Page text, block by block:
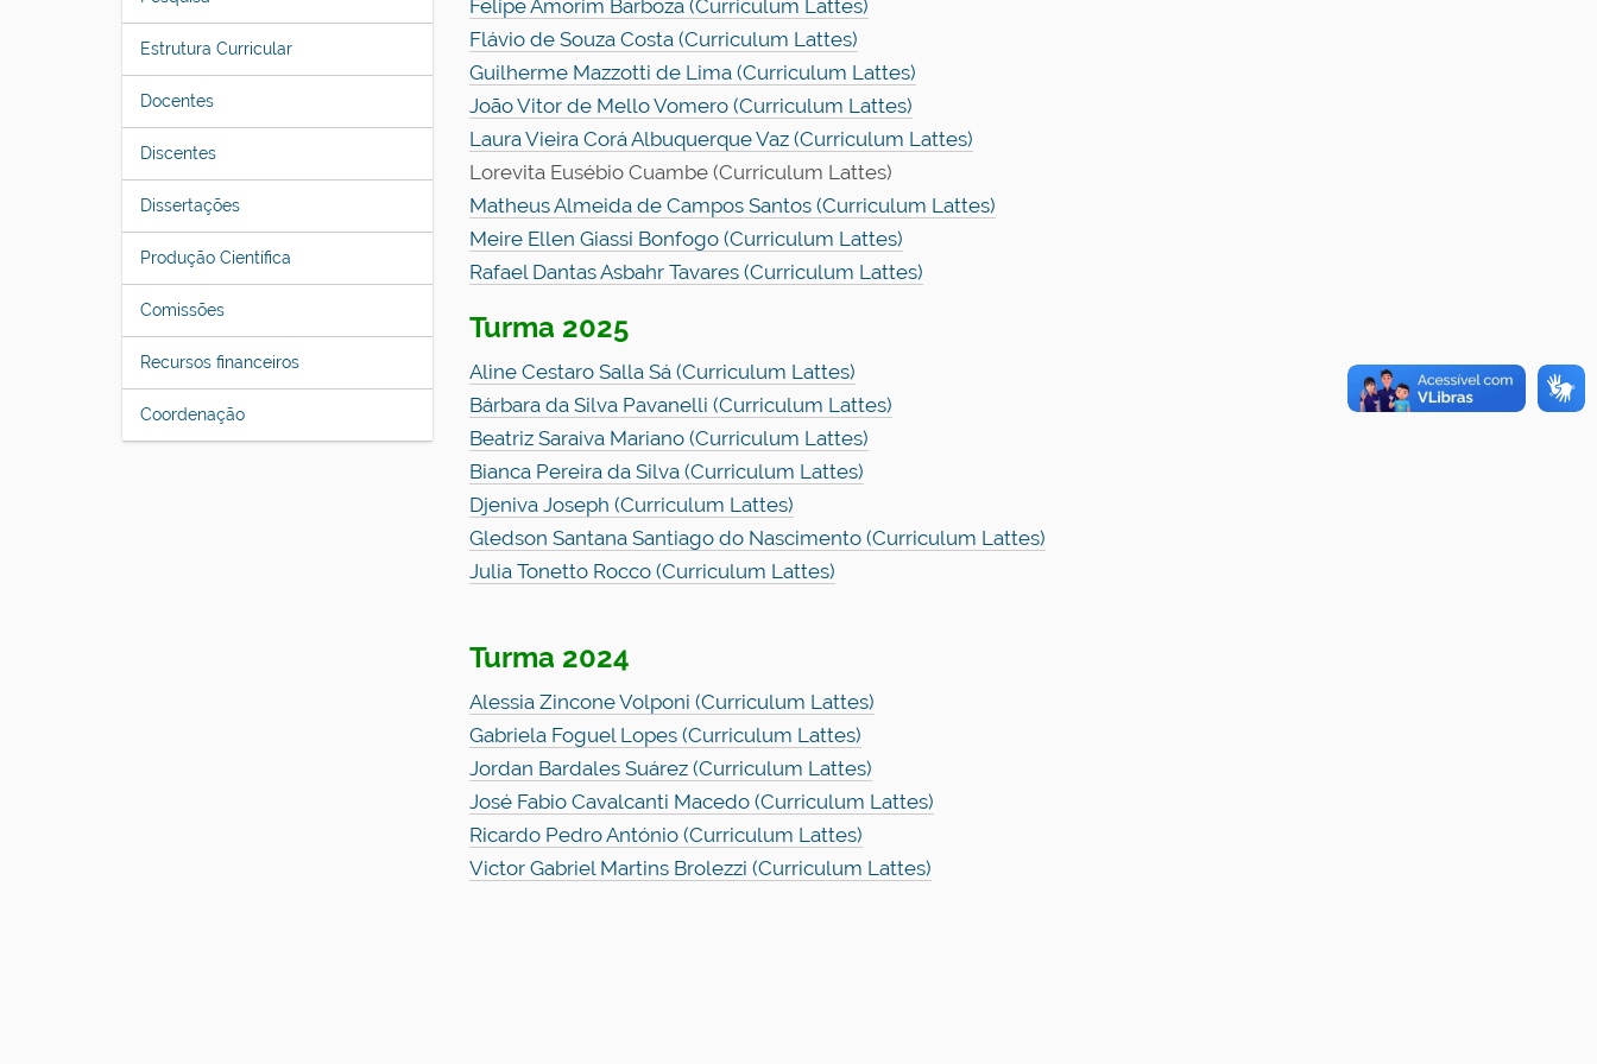
Estrutura Curricular
Docentes
Discentes
Dissertações
Produção Científica
Comissões
Recursos financeiros
Coordenação
Felipe Amorim Barboza (Curriculum Lattes)
Flávio de Souza Costa (Curriculum Lattes)
Guilherme Mazzotti de Lima (Curriculum Lattes)
João Vitor de Mello Vomero (Curriculum Lattes)
Laura Vieira Corá Albuquerque Vaz (Curriculum Lattes)
Lorevita Eusébio Cuambe (Curriculum Lattes)
Matheus Almeida de Campos Santos (Curriculum Lattes)
Meire Ellen Giassi Bonfogo (Curriculum Lattes)
Rafael Dantas Asbahr Tavares (Curriculum Lattes)
Turma 2025
Aline Cestaro Salla Sá (Curriculum Lattes)
Bárbara da Silva Pavanelli (Curriculum Lattes)
Beatriz Saraiva Mariano (Curriculum Lattes)
Bianca Pereira da Silva (Curriculum Lattes)
Djeniva Joseph (Curriculum Lattes)
Gledson Santana Santiago do Nascimento (Curriculum Lattes)
Julia Tonetto Rocco (Curriculum Lattes)
Turma 2024
Alessia Zincone Volponi (Curriculum Lattes)
Gabriela Foguel Lopes (Curriculum Lattes)
Jordan Bardales Suárez (Curriculum Lattes)
José Fabio Cavalcanti Macedo (Curriculum Lattes)
Ricardo Pedro António (Curriculum Lattes)
Victor Gabriel Martins Brolezzi (Curriculum Lattes)